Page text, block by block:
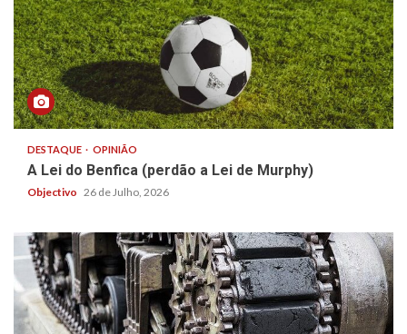
DESTAQUE OPINIÃO
A Lei do Benfica (perdão a Lei de Murphy)
Objectivo 26 de Julho, 2026